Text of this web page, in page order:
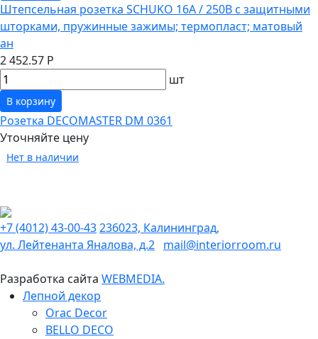
Штепсельная розетка SCHUKO 16А / 250В с защитными
шторками, пружинные зажимы; термопласт; матовый
ан
2 452.57 Р
шт
В корзину
Розетка DECOMASTER DM 0361
Уточняйте цену
Нет в наличии
+7 (4012) 43-00-43236023, Калининград,
ул. Лейтенанта Яналова, д.2 mail@interiorroom.ru
Разработка сайта WEBMEDIA.
Лепной декор
Orac Decor
BELLO DECO